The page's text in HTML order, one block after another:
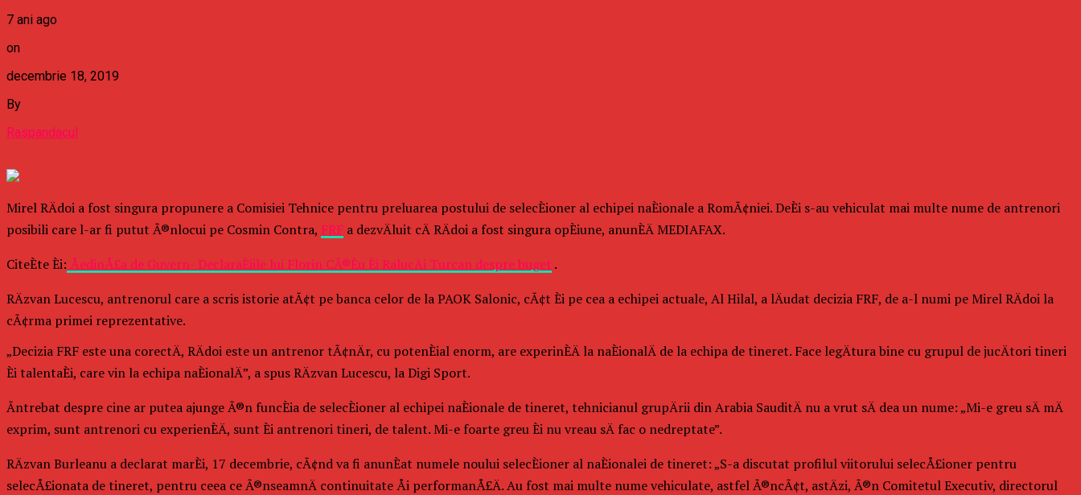
7 ani ago
on
decembrie 18, 2019
By
Raspandacul
Mirel RÄdoi a fost singura propunere a Comisiei Tehnice pentru preluarea postului de selecÈioner al echipei naÈionale a RomÃ¢niei. DeÈi s-au vehiculat mai multe nume de antrenori
posibili care l-ar fi putut Ã®nlocui pe Cosmin Contra, FRF a dezvÄluit cÄ RÄdoi a fost singura opÈiune, anunÈÄ MEDIAFAX.
CiteÈte Èi: ÅedinÅ£a de Guvern- DeclaraÈiile lui Florin CÃ®Èu Èi RalucÄi Turcan despre buget .
RÄzvan Lucescu, antrenorul care a scris istorie atÃ¢t pe banca celor de la PAOK Salonic, cÃ¢t Èi pe cea a echipei actuale, Al Hilal, a lÄudat decizia FRF, de a-l numi pe Mirel RÄdoi la
cÃ¢rma primei reprezentative.
„Decizia FRF este una corectÄ, RÄdoi este un antrenor tÃ¢nÄr, cu potenÈial enorm, are experinÈÄ la naÈionalÄ de la echipa de tineret. Face legÄtura bine cu grupul de jucÄtori tineri
Èi talentaÈi, care vin la echipa naÈionalÄ”, a spus RÄzvan Lucescu, la Digi Sport.
Ãntrebat despre cine ar putea ajunge Ã®n funcÈia de selecÈioner al echipei naÈionale de tineret, tehnicianul grupÄrii din Arabia SauditÄ nu a vrut sÄ dea un nume: „Mi-e greu sÄ mÄ
exprim, sunt antrenori cu experienÈÄ, sunt Èi antrenori tineri, de talent. Mi-e foarte greu Èi nu vreau sÄ fac o nedreptate”.
RÄzvan Burleanu a declarat marÈi, 17 decembrie, cÃ¢nd va fi anunÈat numele noului selecÈioner al naÈionalei de tineret: „S-a discutat profilul viitorului selecÅ£ioner pentru
selecÅ£ionata de tineret, pentru ceea ce Ã®nseamnÄ continuitate Åi performanÅ£Ä. Au fost mai multe nume vehiculate, astfel Ã®ncÃ¢t, astÄzi, Ã®n Comitetul Executiv, directorul